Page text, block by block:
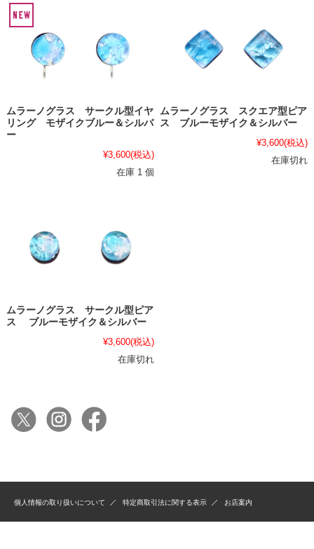
ムラーノグラス サークル型イヤ
リング モザイクブルー＆シルバ
ー
¥3,600(税込)
在庫 1 個
ムラーノグラス スクエア型ピア
ス ブルーモザイク＆シルバー
¥3,600(税込)
在庫切れ
ムラーノグラス サークル型ピア
ス ブルーモザイク＆シルバー
¥3,600(税込)
在庫切れ
個人情報の取り扱いについて 特定商取引法に関する表示 お店案内